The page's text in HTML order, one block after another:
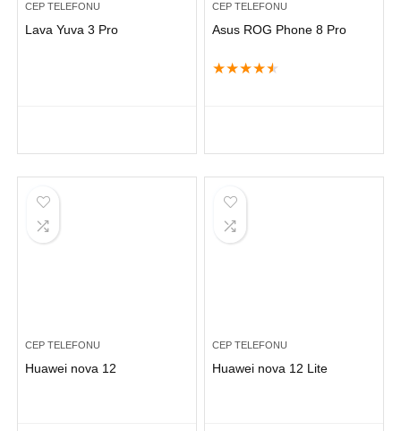
CEP TELEFONU
Lava Yuva 3 Pro
CEP TELEFONU
Asus ROG Phone 8 Pro
★★★★★
CEP TELEFONU
Huawei nova 12
CEP TELEFONU
Huawei nova 12 Lite